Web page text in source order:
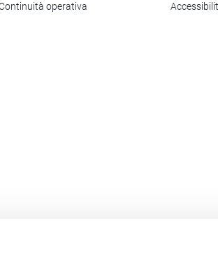
Continuità operativa